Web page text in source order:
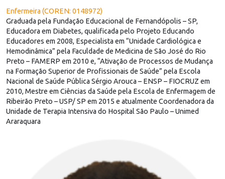
Enfermeira (COREN: 0148972)
Graduada pela Fundação Educacional de Fernandópolis – SP,
Educadora em Diabetes, qualificada pelo Projeto Educando
Educadores em 2008, Especialista em “Unidade Cardiológica e
Hemodinâmica” pela Faculdade de Medicina de São José do Rio
Preto – FAMERP em 2010 e, “Ativação de Processos de Mudança
na Formação Superior de Profissionais de Saúde” pela Escola
Nacional de Saúde Pública Sérgio Arouca – ENSP – FIOCRUZ em
2010, Mestre em Ciências da Saúde pela Escola de Enfermagem de
Ribeirão Preto – USP/ SP em 2015 e atualmente Coordenadora da
Unidade de Terapia Intensiva do Hospital São Paulo – Unimed
Araraquara